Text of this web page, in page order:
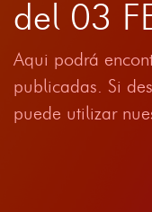
del 03
Aqui podrá
publicadas. Si
puede utilizar